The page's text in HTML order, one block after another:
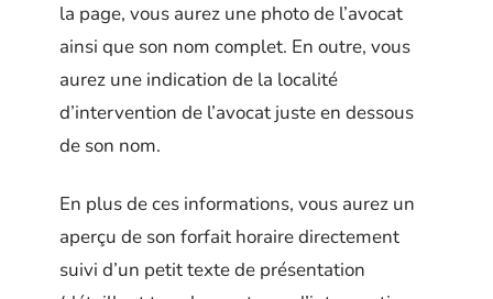
la page, vous aurez une photo de l’avocat
ainsi que son nom complet. En outre, vous
aurez une indication de la localité
d’intervention de l’avocat juste en dessous
de son nom.
En plus de ces informations, vous aurez un
aperçu de son forfait horaire directement
suivi d’un petit texte de présentation